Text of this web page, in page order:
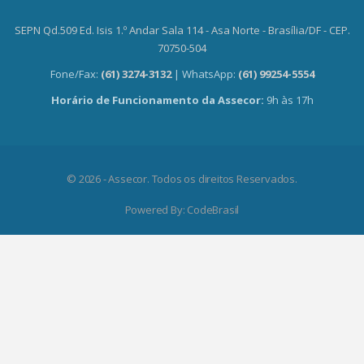
SEPN Qd.509 Ed. Isis 1.º Andar Sala 114 - Asa Norte - Brasília/DF - CEP.
70750-504
Fone/Fax: (61) 3274-3132 | WhatsApp: (61) 99254-5554
Horário de Funcionamento da Assecor: 9h às 17h
© 2026 - Assecor. Todos os direitos Reservados.
Powered By: CodeBrasil